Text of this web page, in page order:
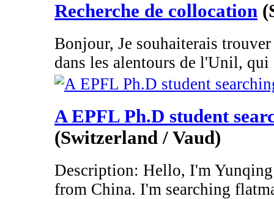
Recherche de collocation
Bonjour, Je souhaiterais
dans les alentours de l'Unil, qui
A EPFL Ph.D student
(Switzerland / Vaud)
Description: Hello, I'm
from China. I'm searching